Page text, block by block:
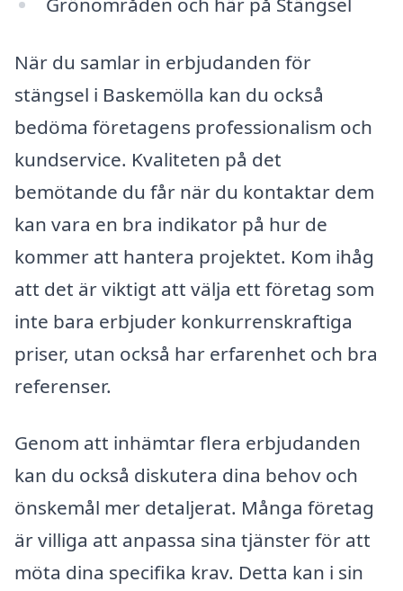
När du samlar in erbjudanden för
stängsel i Baskemölla kan du också
bedöma företagens professionalism och
kundservice. Kvaliteten på det
bemötande du får när du kontaktar dem
kan vara en bra indikator på hur de
kommer att hantera projektet. Kom ihåg
att det är viktigt att välja ett företag som
inte bara erbjuder konkurrenskraftiga
priser, utan också har erfarenhet och bra
referenser.
Genom att inhämtar flera erbjudanden
kan du också diskutera dina behov och
önskemål mer detaljerat. Många företag
är villiga att anpassa sina tjänster för att
möta dina specifika krav. Detta kan i sin